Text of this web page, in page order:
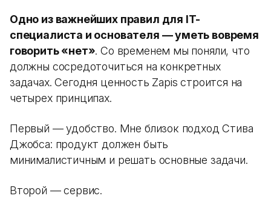
Одно из важнейших правил для IT-
специалиста и основателя — уметь вовремя
говорить «нет». Со временем мы поняли, что
должны сосредоточиться на конкретных
задачах. Сегодня ценность Zapis строится на
четырех принципах.
Первый — удобство. Мне близок подход Стива
Джобса: продукт должен быть
минималистичным и решать основные задачи.
Второй — сервис.